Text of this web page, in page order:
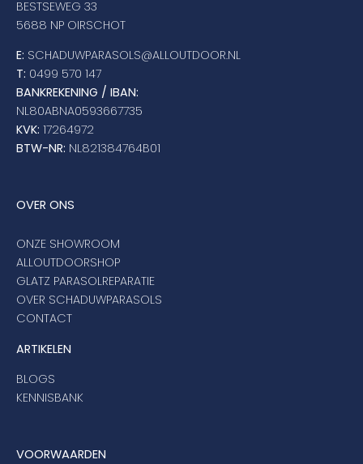
BESTSEWEG 33
5688 NP OIRSCHOT
E: SCHADUWPARASOLS@ALLOUTDOOR.NL
T: 0499 570 147
BANKREKENING / IBAN:
NL80ABNA0593667735
KVK: 17264972
BTW-NR: NL821384764B01
OVER ONS
ONZE SHOWROOM
ALLOUTDOORSHOP
GLATZ PARASOLREPARATIE
OVER SCHADUWPARASOLS
CONTACT
ARTIKELEN
BLOGS
KENNISBANK
VOORWAARDEN